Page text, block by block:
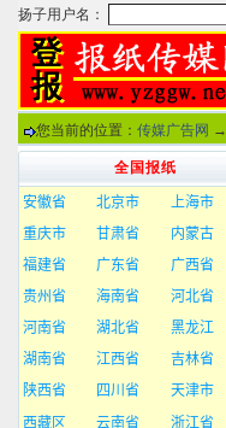
您当前的位置： 传媒广告网
全国报纸